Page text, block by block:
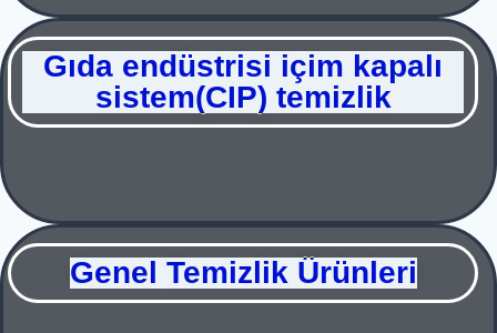
Gıda endüstrisi içim kapalı
sistem(CIP) temizlik
Genel Temizlik Ürünleri